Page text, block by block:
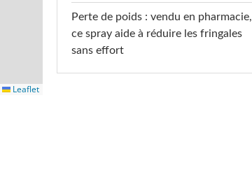
Leaflet
Perte de poids : vendu en pharmacie,
ce spray aide à réduire les fringales
sans effort